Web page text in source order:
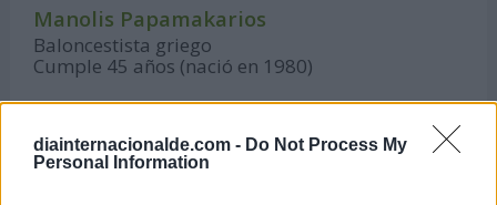
diainternacionalde.com - Do Not Process My
Personal Information
Manolis Papamakarios
Baloncestista griego
Cumple 45 años (nació en 1980)
Sebastián Miranda Córdova
Futbolista chileno
Cumple 45 años (nació en 1980)